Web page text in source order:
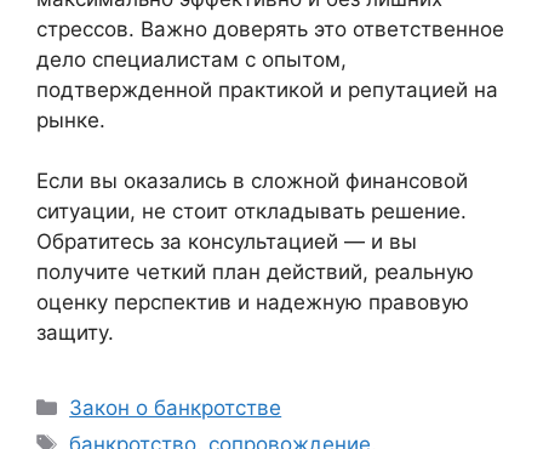
стрессов. Важно доверять это ответственное
дело специалистам с опытом,
подтвержденной практикой и репутацией на
рынке.
Если вы оказались в сложной финансовой
ситуации, не стоит откладывать решение.
Обратитесь за консультацией — и вы
получите четкий план действий, реальную
оценку перспектив и надежную правовую
защиту.
Рубрики
Закон о банкротстве
Метки